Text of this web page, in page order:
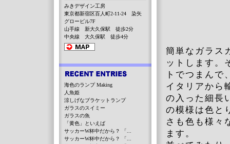
簡単なガラス
ットします。
トでつまんで
イタリアから
の入った細長
の模様は色と
さも色も様々
ます。
みきデザイン工房
東京都新宿区百人町2-11-24 染矢
グロービル7F
山手線 新大久保駅 徒歩2分
中央線 大久保駅 徒歩4分
海色のランプ Making
人魚姫
涼しげなブラケットランプ
ガラスのスイミー
ガラスの魚
「黄色」といえば
サッカーW杯中だから？ 「...
サッカーW杯中だから？ 「...